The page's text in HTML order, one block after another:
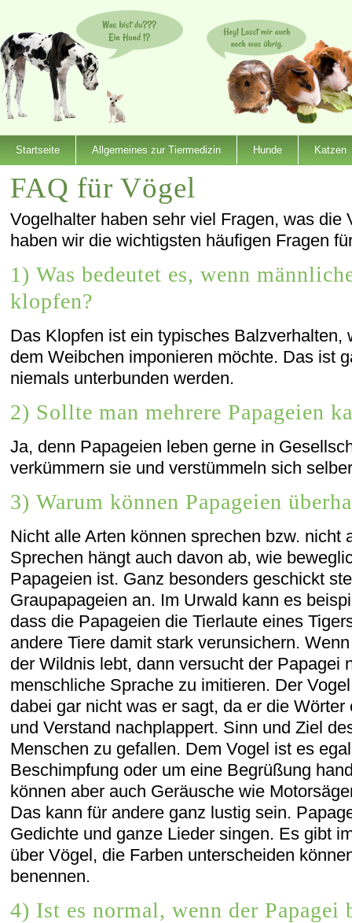
Startseite Allgemeines zur Tiermedizin Hunde Katzen
FAQ für Vögel
Vogelhalter haben sehr viel Fragen, was die
haben wir die wichtigsten häufigen Fragen
1) Was bedeutet es, wenn
klopfen?
Das Klopfen ist ein typisches Balzverhalten,
dem Weibchen imponieren möchte. Das ist
niemals unterbunden werden.
2) Sollte man mehrere Papageien
Ja, denn Papageien leben gerne in
verkümmern sie und verstümmeln sich
3) Warum können Papageien
Nicht alle Arten können sprechen bzw. nicht
Sprechen hängt auch davon ab, wie
Papageien ist. Ganz besonders geschickt
Graupapageien an. Im Urwald kann es
dass die Papageien die Tierlaute eines
andere Tiere damit stark verunsichern.
der Wildnis lebt, dann versucht der Papagei
menschliche Sprache zu imitieren. Der
dabei gar nicht was er sagt, da er die
und Verstand nachplappert. Sinn und Ziel
Menschen zu gefallen. Dem Vogel ist es
Beschimpfung oder um eine Begrüßung
können aber auch Geräusche wie
Das kann für andere ganz lustig sein.
Gedichte und ganze Lieder singen. Es gibt
über Vögel, die Farben unterscheiden
benennen.
4) Ist es normal, wenn der Papagei